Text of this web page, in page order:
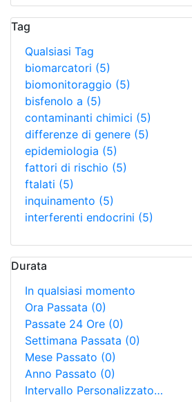
Tag
Qualsiasi Tag
biomarcatori (5)
biomonitoraggio (5)
bisfenolo a (5)
contaminanti chimici (5)
differenze di genere (5)
epidemiologia (5)
fattori di rischio (5)
ftalati (5)
inquinamento (5)
interferenti endocrini (5)
Durata
In qualsiasi momento
Ora Passata (0)
Passate 24 Ore (0)
Settimana Passata (0)
Mese Passato (0)
Anno Passato (0)
Intervallo Personalizzato…